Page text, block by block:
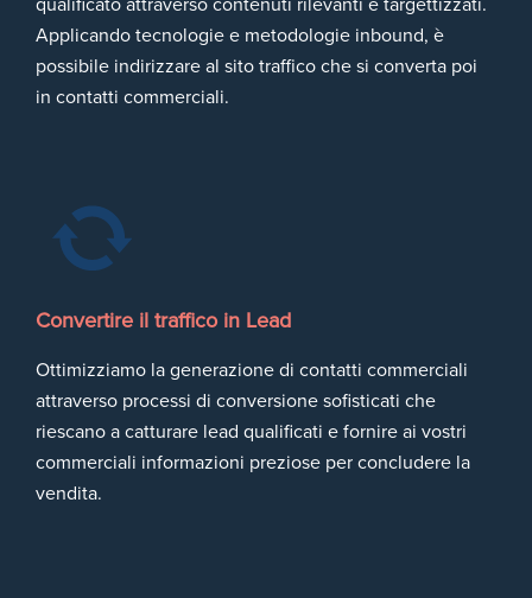
Applicando tecnologie e metodologie inbound, è
possibile indirizzare al sito traffico che si converta poi
in contatti commerciali.
Convertire il traffico in Lead
Ottimizziamo la generazione di contatti commerciali
attraverso processi di conversione sofisticati che
riescano a catturare lead qualificati e fornire ai vostri
commerciali informazioni preziose per concludere la
vendita.